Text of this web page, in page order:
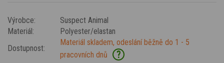
Výrobce:
Suspect Animal
Materiál:
Polyester/elastan
Dostupnost:
Materiál skladem, odeslání běžně do 1 - 5
pracovních dnů
?